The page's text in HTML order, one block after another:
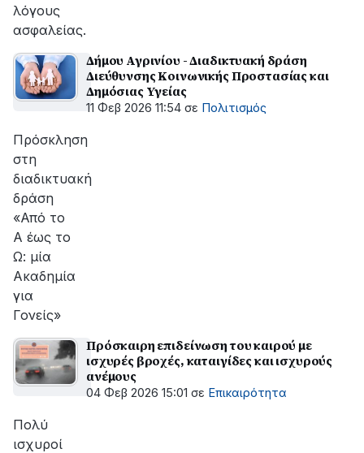
λόγους
ασφαλείας.
Δήμου Αγρινίου - Διαδικτυακή δράση
Διεύθυνσης Κοινωνικής Προστασίας και
Δημόσιας Υγείας
11 Φεβ 2026 11:54 σε Πολιτισμός
Πρόσκληση
στη
διαδικτυακή
δράση
«Από το
Α έως το
Ω: μία
Ακαδημία
για
Γονείς»
Πρόσκαιρη επιδείνωση του καιρού με
ισχυρές βροχές, καταιγίδες και ισχυρούς
ανέμους
04 Φεβ 2026 15:01 σε Επικαιρότητα
Πολύ
ισχυροί